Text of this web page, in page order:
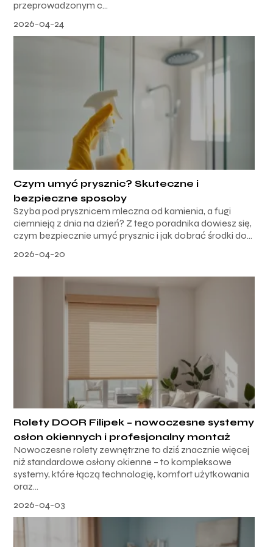
przeprowadzonym c...
2026-04-24
Czym umyć prysznic? Skuteczne i
bezpieczne sposoby
Szyba pod prysznicem mleczna od kamienia, a fugi
ciemnieją z dnia na dzień? Z tego poradnika dowiesz się,
czym bezpiecznie umyć prysznic i jak dobrać środki do...
2026-04-20
Rolety DOOR Filipek – nowoczesne systemy
osłon okiennych i profesjonalny montaż
Nowoczesne rolety zewnętrzne to dziś znacznie więcej
niż standardowe osłony okienne – to kompleksowe
systemy, które łączą technologię, komfort użytkowania
oraz...
2026-04-03